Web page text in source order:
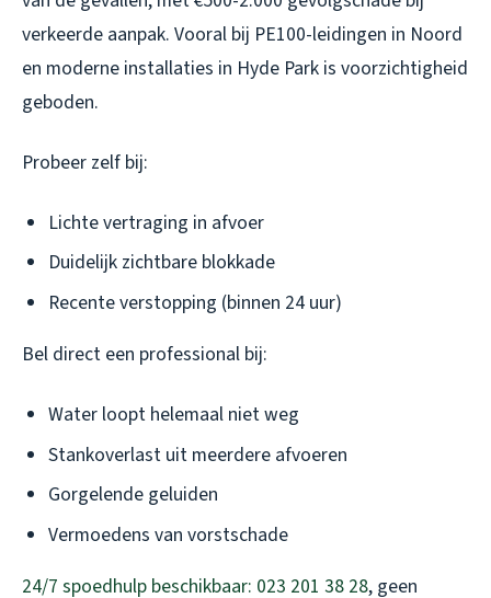
verkeerde aanpak. Vooral bij PE100-leidingen in Noord
en moderne installaties in Hyde Park is voorzichtigheid
geboden.
Probeer zelf bij:
Lichte vertraging in afvoer
Duidelijk zichtbare blokkade
Recente verstopping (binnen 24 uur)
Bel direct een professional bij:
Water loopt helemaal niet weg
Stankoverlast uit meerdere afvoeren
Gorgelende geluiden
Vermoedens van vorstschade
24/7 spoedhulp beschikbaar: 023 201 38 28, geen